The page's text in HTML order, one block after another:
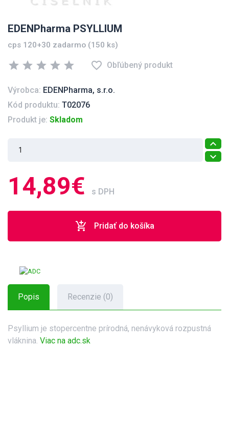
EDENPharma PSYLLIUM
cps 120+30 zadarmo (150 ks)
star star star star star favorite_border Obľúbený produkt
Výrobca: EDENPharma, s.r.o.
Kód produktu: T02076
Produkt je: Skladom
14,89€ s DPH
add_shopping_cart Pridať do košíka
Popis Recenzie (0)
Psyllium je stopercentne prírodná, nenávyková rozpustná
vláknina. Viac na adc.sk